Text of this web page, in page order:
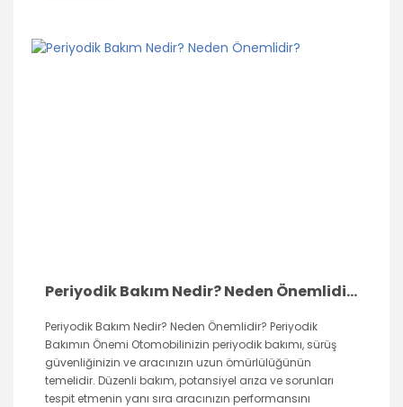
Periyodik Bakım Nedir? Neden Önemlidir?
Periyodik Bakım Nedir? Neden Önemlidir? Periyodik
Bakımın Önemi Otomobilinizin periyodik bakımı, sürüş
güvenliğinizin ve aracınızın uzun ömürlülüğünün
temelidir. Düzenli bakım, potansiyel arıza ve sorunları
tespit etmenin yanı sıra aracınızın performansını